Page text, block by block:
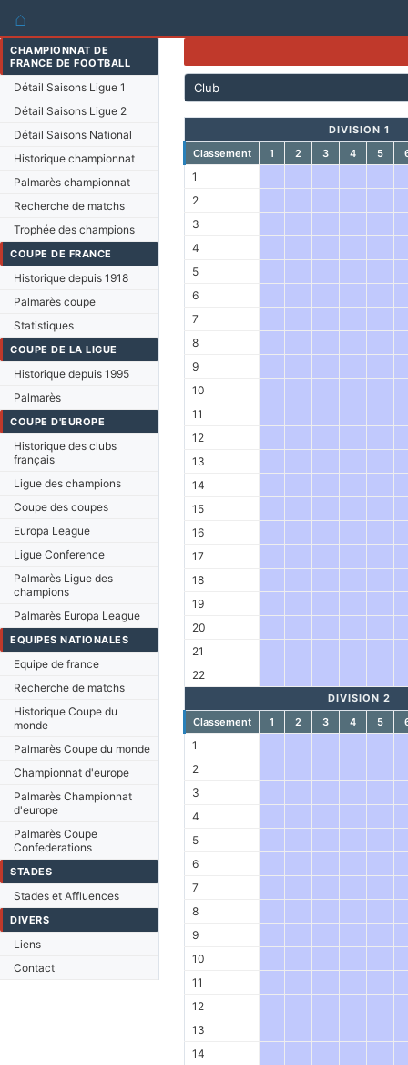
⌂
CHAMPIONNAT DE
FRANCE DE FOOTBALL
Détail Saisons Ligue 1
Détail Saisons Ligue 2
Détail Saisons National
Historique championnat
Palmarès championnat
Recherche de matchs
Trophée des champions
COUPE DE FRANCE
Historique depuis 1918
Palmarès coupe
Statistiques
COUPE DE LA LIGUE
Historique depuis 1995
Palmarès
COUPE D'EUROPE
Historique des clubs
français
Ligue des champions
Coupe des coupes
Europa League
Ligue Conference
Palmarès Ligue des
champions
Palmarès Europa League
EQUIPES NATIONALES
Equipe de france
Recherche de matchs
Historique Coupe du
monde
Palmarès Coupe du monde
Championnat d'europe
Palmarès Championnat
d'europe
Palmarès Coupe
Confederations
STADES
Stades et Affluences
DIVERS
Liens
Contact
Club
DIVISION 1
Classement
1 2 3 4 5
1
2
3
4
5
6
7
8
9
10
11
12
13
14
15
16
17
18
19
20
21
22
DIVISION 2
Classement
1 2 3 4 5
1
2
3
4
5
6
7
8
9
10
11
12
13
14